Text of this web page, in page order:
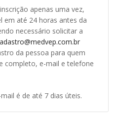
apenas uma vez,
em até 24 horas antes da
necessário solicitar a
da pessoa para quem
completo, e-mail e telefone
é de até 7 dias úteis.